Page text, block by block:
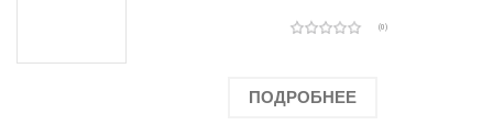
оленями(0)
ПОДРОБНЕЕ